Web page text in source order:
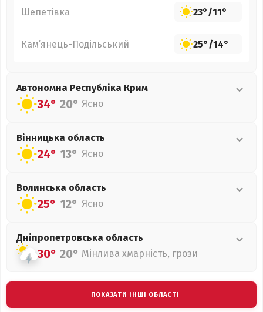
Шепетівка 23°/11°
Кам’янець-Подільський 25°/14°
Автономна Республіка Крим
34° 20° Ясно
Вінницька область
24° 13° Ясно
Волинська область
25° 12° Ясно
Дніпропетровська область
30° 20° Мінлива хмарність, грози
ПОКАЗАТИ ІНШІ ОБЛАСТІ